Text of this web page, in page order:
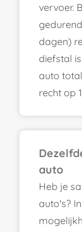
vervoer.
dagen)
diefstal
auto
recht op
auto
Heb je
auto's?